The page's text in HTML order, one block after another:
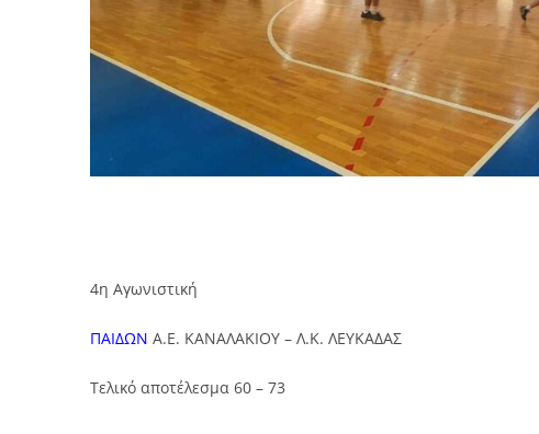
4η Αγωνιστική
ΠΑΙΔΩΝ Α.Ε. ΚΑΝΑΛΑΚΙΟΥ – Λ.Κ. ΛΕΥΚΑΔΑΣ
Τελικό αποτέλεσμα 60 – 73